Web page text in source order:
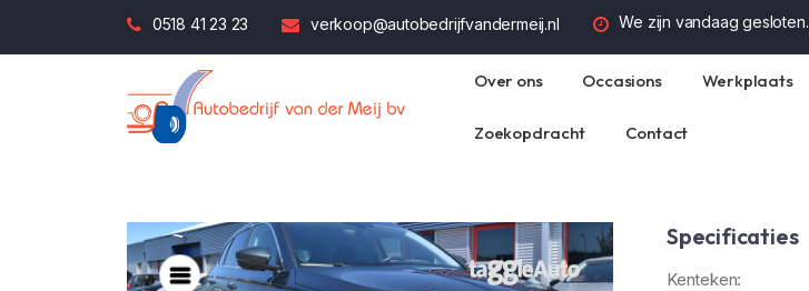
0518 41 23 23 verkoop@autobedrijfvandermeij.nl We zijn vandaag gesloten.
Over ons Occasions Werkplaats
Zoekopdracht Contact
Specificaties
Kenteken: